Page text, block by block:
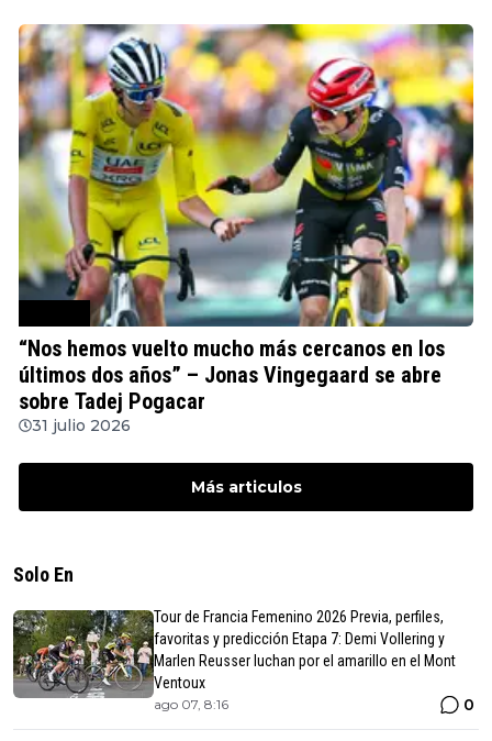
“Nos hemos vuelto mucho más cercanos en los
últimos dos años” – Jonas Vingegaard se abre
sobre Tadej Pogacar
31 julio 2026
Más articulos
Solo En
Tour de Francia Femenino 2026 Previa, perfiles,
favoritas y predicción Etapa 7: Demi Vollering y
Marlen Reusser luchan por el amarillo en el Mont
Ventoux
ago 07, 8:16 0